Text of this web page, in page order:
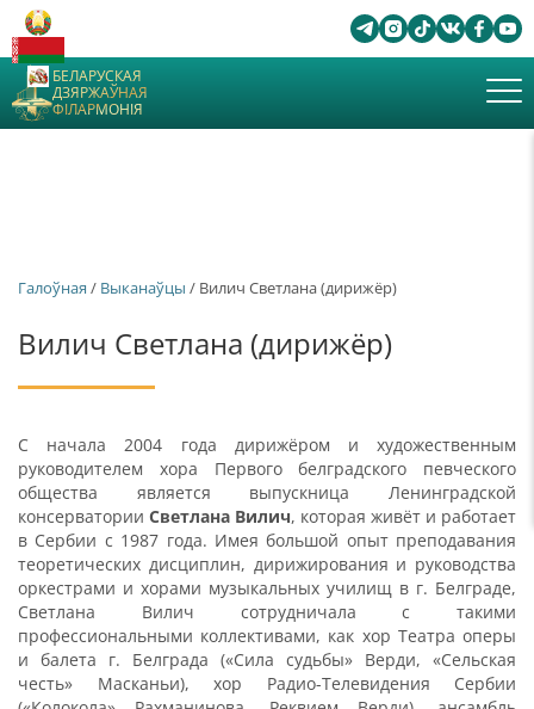
БЕЛАРУСКАЯ
ДЗЯРЖАЎНАЯ
ФІЛАРМОНІЯ
Галоўная / Выканаўцы / Вилич Светлана (дирижёр)
Вилич Светлана (дирижёр)
С начала 2004 года дирижёром и художественным
руководителем хора Первого белградского певческого
общества является выпускница Ленинградской
консерватории Светлана Вилич, которая живёт и работает
в Сербии с 1987 года. Имея большой опыт преподавания
теоретических дисциплин, дирижирования и руководства
оркестрами и хорами музыкальных училищ в г. Белграде,
Светлана Вилич сотрудничала с такими
профессиональными коллективами, как хор Театра оперы
и балета г. Белграда («Сила судьбы» Верди, «Сельская
честь» Масканьи), хор Радио-Телевидения Сербии